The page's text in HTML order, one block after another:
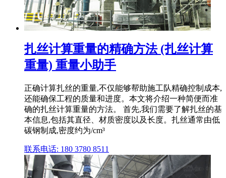
扎丝计算重量的精确方法 (扎丝计算
重量) 重量小助手
正确计算扎丝的重量,不仅能够帮助施工队精确控制成本,
还能确保工程的质量和进度。本文将介绍一种简便而准
确的扎丝计算重量的方法。 首先,我们需要了解扎丝的基
本信息,包括其直径、材质密度以及长度。扎丝通常由低
碳钢制成,密度约为/cm³
联系电话: 180 3780 8511